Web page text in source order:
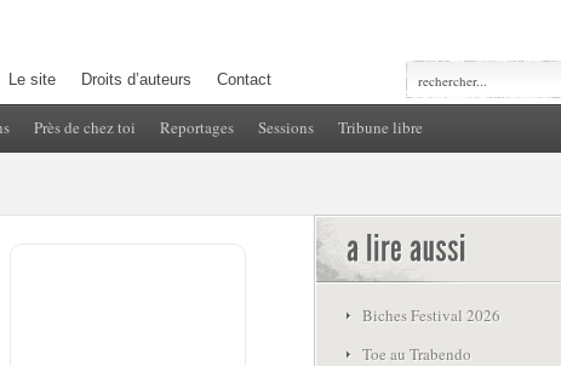
Le site Droits d’auteurs Contact
Près de chez toi Reportages Sessions Tribune libre
Biches Festival 2026
Toe au Trabendo